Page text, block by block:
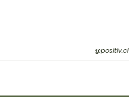
@positiv.cl